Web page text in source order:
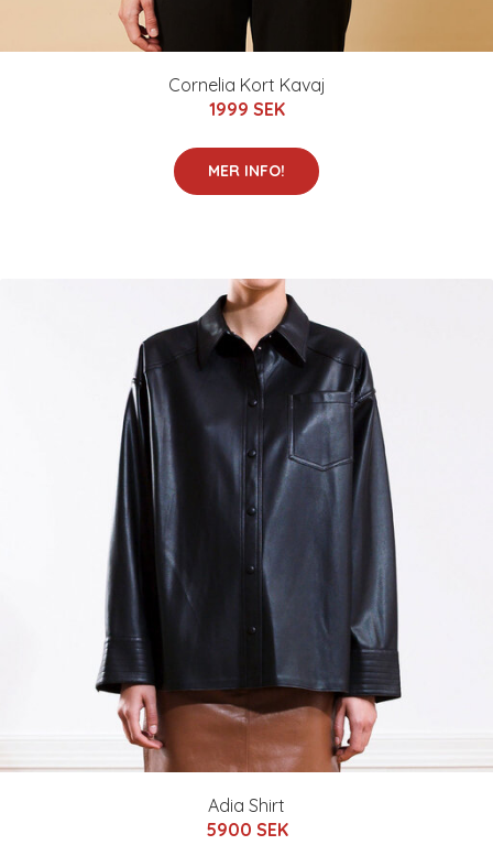
Cornelia Kort Kavaj
1999 SEK
MER INFO!
Adia Shirt
5900 SEK